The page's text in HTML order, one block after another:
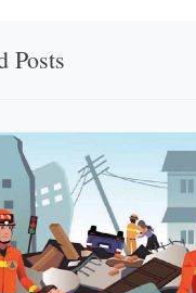
Posts